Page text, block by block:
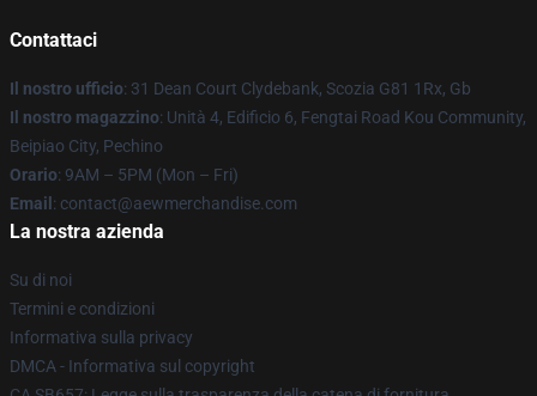
Contattaci
Il nostro ufficio: 31 Dean Court Clydebank, Scozia G81 1Rx, Gb
Il nostro magazzino: Unità 4, Edificio 6, Fengtai Road Kou Community,
Beipiao City, Pechino
Orario: 9AM – 5PM (Mon – Fri)
Email : contact@aewmerchandise.com
La nostra azienda
Su di noi
Termini e condizioni
Informativa sulla privacy
DMCA - Informativa sul copyright